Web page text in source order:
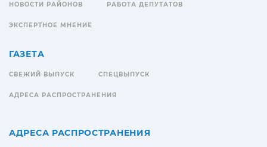
НОВОСТИ РАЙОНОВ РАБОТА ДЕПУТАТОВ
ЭКСПЕРТНОЕ МНЕНИЕ
ГАЗЕТА
СВЕЖИЙ ВЫПУСК СПЕЦВЫПУСК
АДРЕСА РАСПРОСТРАНЕНИЯ
АДРЕСА РАСПРОСТРАНЕНИЯ